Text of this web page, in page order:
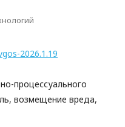
2026.1.19
процессуального
возмещение вреда,